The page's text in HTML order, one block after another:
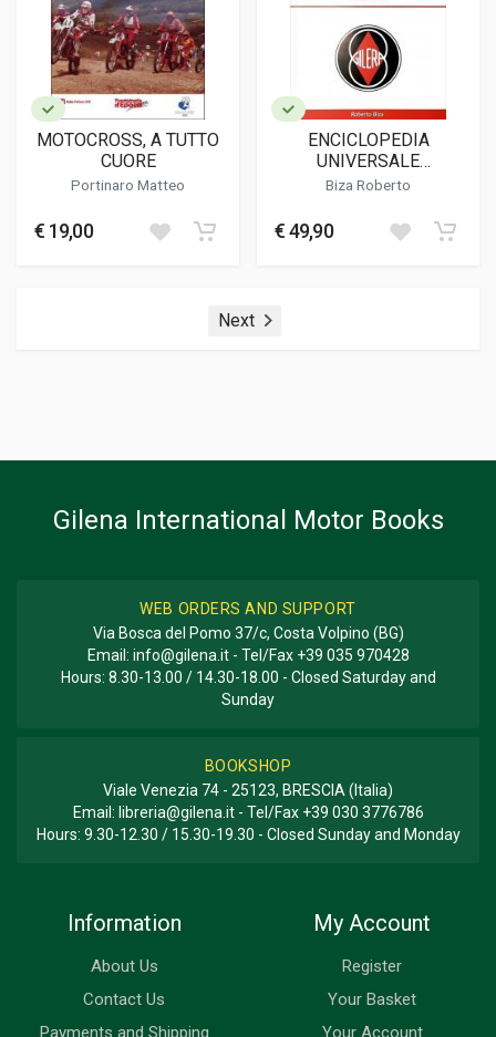
MOTOCROSS, A TUTTO
CUORE
Portinaro Matteo
€ 19,00
ENCICLOPEDIA
UNIVERSALE
DELL'ENDURO VOLUME 9
Biza Roberto
€ 49,90
Next
Gilena International Motor Books
WEB ORDERS AND SUPPORT
Via Bosca del Pomo 37/c, Costa Volpino (BG)
Email: info@gilena.it- Tel/Fax +39 035 970428
Hours: 8.30-13.00 / 14.30-18.00 - Closed Saturday and
Sunday
BOOKSHOP
Viale Venezia 74 - 25123, BRESCIA (Italia)
Email: libreria@gilena.it- Tel/Fax +39 030 3776786
Hours: 9.30-12.30 / 15.30-19.30 - Closed Sunday and Monday
Information
About Us
Contact Us
Payments and Shipping
My Account
Register
Your Basket
Your Account